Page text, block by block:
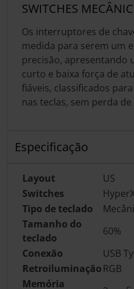
SWITCHES
Os interruptores de
medida para serem um
precisão, apresentando
curto e baixa força de
fiáveis, classificados
nas teclas, sem perda
Especificação
Layout
US
Switches
Tipo de teclado
Tamanho do
teclado
60%
Conexão
USB
Retroiluminação RGB
Memória